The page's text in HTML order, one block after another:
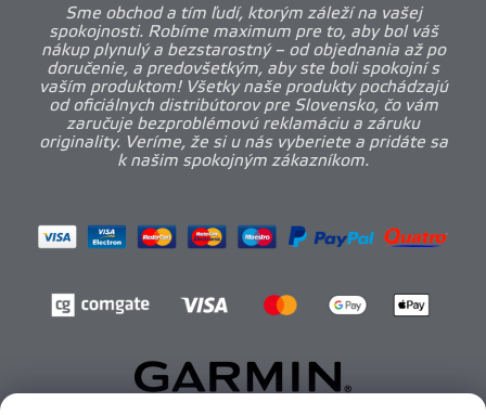
Sme obchod a tím ľudí, ktorým záleží na vašej
spokojnosti. Robíme maximum pre to, aby bol váš
nákup plynulý a bezstarostný – od objednania až po
doručenie, a predovšetkým, aby ste boli spokojní s
vaším produktom! Všetky naše produkty pochádzajú
od oficiálnych distribútorov pre Slovensko, čo vám
zaručuje bezproblémovú reklamáciu a záruku
originality. Veríme, že si u nás vyberiete a pridáte sa
k našim spokojným zákazníkom.